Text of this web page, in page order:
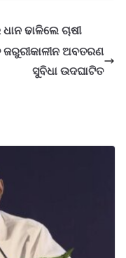
ଢାଳିଲେ ଚାଷୀ
ଜରୁରୀକାଳୀନ ଅବତରଣ
ସୁବିଧା ଉଦଘାଟିତ